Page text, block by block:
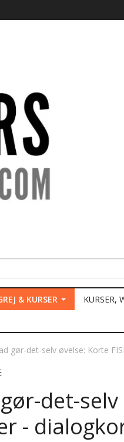
& KURSER
KURSER,
gør-det-selv øvelse: Korte
det-
-